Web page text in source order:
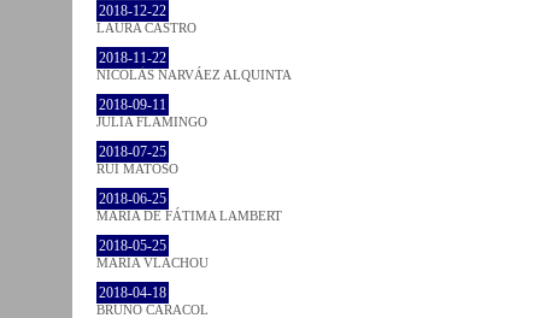
2018-12-22
LAURA CASTRO
2018-11-22
NICOLÁS NARVÁEZ ALQUINTA
2018-09-11
JULIA FLAMINGO
2018-07-25
RUI MATOSO
2018-06-25
MARIA DE FÁTIMA LAMBERT
2018-05-25
MARIA VLACHOU
2018-04-18
BRUNO CARACOL